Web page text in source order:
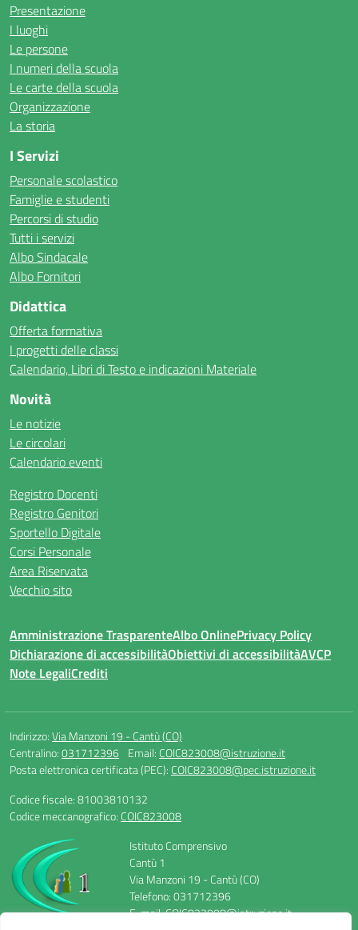
Presentazione
I luoghi
Le persone
I numeri della scuola
Le carte della scuola
Organizzazione
La storia
I Servizi
Personale scolastico
Famiglie e studenti
Percorsi di studio
Tutti i servizi
Albo Sindacale
Albo Fornitori
Didattica
Offerta formativa
I progetti delle classi
Calendario, Libri di Testo e indicazioni Materiale
Novità
Le notizie
Le circolari
Calendario eventi
Registro Docenti
Registro Genitori
Sportello Digitale
Corsi Personale
Area Riservata
Vecchio sito
Amministrazione TrasparenteAlbo OnlinePrivacy Policy
Dichiarazione di accessibilitàObiettivi di accessibilitàAVCP
Note LegaliCrediti
Indirizzo:Via Manzoni 19 - Cantù (CO)
Centralino:031712396 Email: COIC823008@istruzione.it
Posta elettronica certificata (PEC): COIC823008@pec.istruzione.it
Codice fiscale: 81003810132
Codice meccanografico: COIC823008
Istituto Comprensivo
Cantù 1
Via Manzoni 19 - Cantù (CO)
Telefono: 031712396
E-mail: COIC823008@istruzione.it